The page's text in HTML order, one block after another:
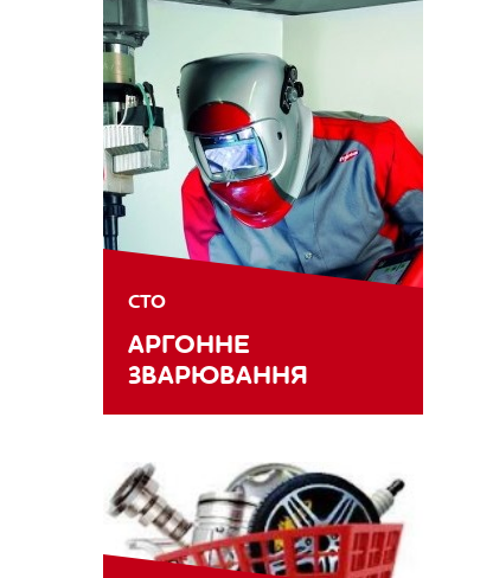
СТО
АРГОННЕ
ЗВАРЮВАННЯ